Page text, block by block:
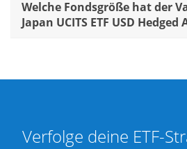
Welche Fondsgröße hat der
Japan UCITS ETF USD
Verfolge deine ETF-